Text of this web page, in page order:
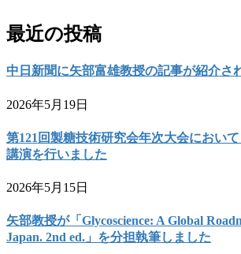
最近の投稿
中日新聞に矢部富雄教授の記事が紹介さ
2026年5月19日
第121回製糖技術研究会年次大会におい
講演を行いました
2026年5月15日
矢部教授が「Glycoscience: A Global
Japan. 2nd ed.」を分担執筆しました